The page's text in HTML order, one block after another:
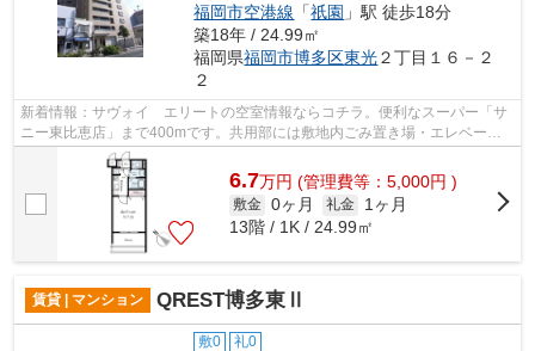
福岡市空港線 「祇園 」駅 徒歩18分
築18年 / 24.99㎡
福岡県福岡市博多区東光２丁目１６－２
２
新着情報：サヴォイ エリートの空室情報ならコチラ。便利なスーパー「サ
ニー東比恵店」まで400mです。共用部には敷地内ごみ置き場・エレベータ
など様々な設備やサービスが揃っている...
6.7万円 (管理費等：5,000円 )
敷金 0ヶ月 礼金
1ヶ月
13階 / 1K / 24.99㎡
賃貸 | マンション QREST博多東Ⅱ
敷0 礼0